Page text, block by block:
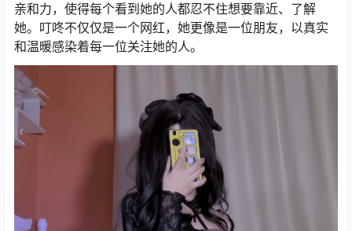
亲和力，使得每个看到她的人都忍不住想要靠近、了解
她。叮咚不仅仅是一个网红，她更像是一位朋友，以真实
和温暖感染着每一位关注她的人。